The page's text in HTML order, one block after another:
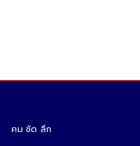
คม ชัด ลึก